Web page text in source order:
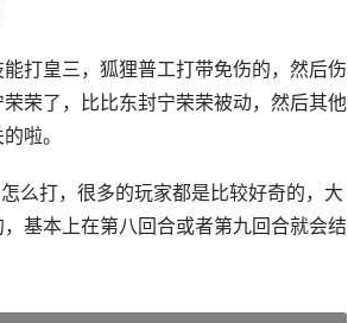
打皇三，狐狸普工打带免伤的，然后伤
荣了，比比东封宁荣荣被动，然后其他
啦。
打，很多的玩家都是比较好奇的，大
基本上在第八回合或者第九回合就会结